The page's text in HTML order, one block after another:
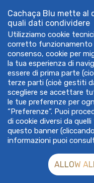
Cachaça Blu mette al
quali dati condividere
Utilizziamo cookie
corretto funzionamento
consenso, cookie per
la tua esperienza di
essere di prima parte
terze parti (cioè gestiti
scegliere se accettare
le tue preferenze per
“Preferenze”. Puoi
di cookie diversi da
questo banner
informazioni puoi
ALLOW